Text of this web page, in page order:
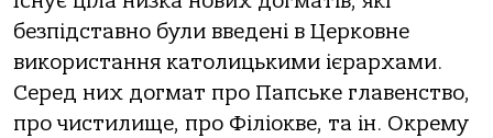
безпідставно були введені в Церковне
використання католицькими ієрархами.
Серед них догмат про Папське главенство,
про чистилище, про Філіокве, та ін. Окрему